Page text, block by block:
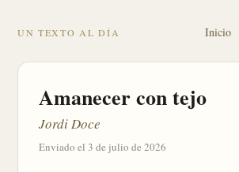
UN TEXTO AL DÍA Inicio
Amanecer con tejo
Jordi Doce
Enviado el 3 de julio de 2026